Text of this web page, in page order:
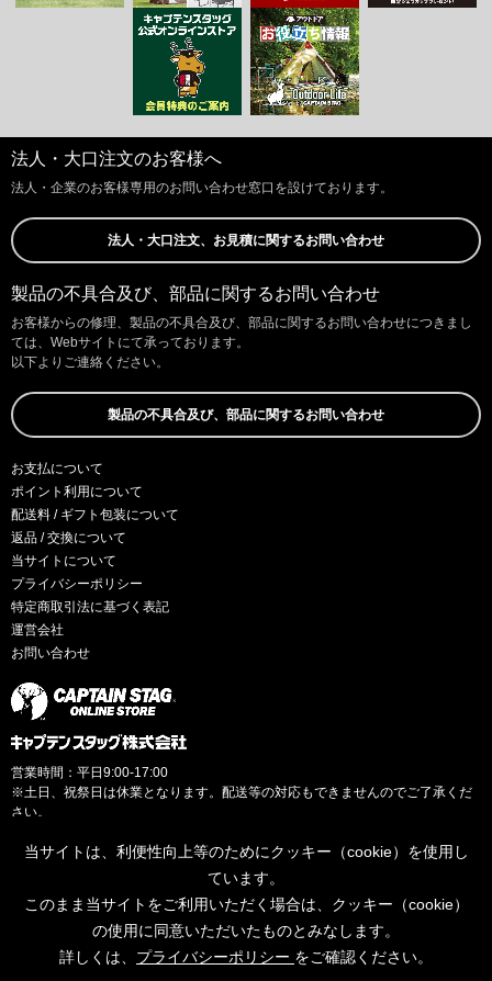
法人・大口注文のお客様へ
法人・企業のお客様専用のお問い合わせ窓口を設けております。
法人・大口注文、お見積に関するお問い合わせ
製品の不具合及び、部品に関するお問い合わせ
お客様からの修理、製品の不具合及び、部品に関するお問い合わせにつきまし
ては、Webサイトにて承っております。
以下よりご連絡ください。
製品の不具合及び、部品に関するお問い合わせ
お支払について
ポイント利用について
配送料 / ギフト包装について
返品 / 交換について
当サイトについて
プライバシーポリシー
特定商取引法に基づく表記
運営会社
お問い合わせ
営業時間：平日9:00-17:00
※土日、祝祭日は休業となります。配送等の対応もできませんのでご了承くだ
さい。
当サイトは、利便性向上等のためにクッキー（cookie）を使用し
ています。
このまま当サイトをご利用いただく場合は、クッキー（cookie）
の使用に同意いただいたものとみなします。
詳しくは、 プライバシーポリシー をご確認ください。